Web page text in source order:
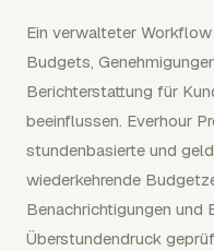
Ein verwalteter
Budgets,
Berichterstattung für
beeinflussen. Everhour
stundenbasierte und
wiederkehrende
Benachrichtigungen
Überstundendruck